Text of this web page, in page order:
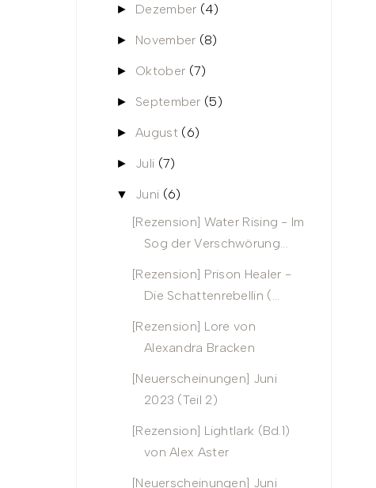
► Dezember (4)
► November (8)
► Oktober (7)
► September (5)
►August (6)
► Juli (7)
▼ Juni (6)
[Rezension] Water Rising - Im
Sog der Verschwörung...
[Rezension] Prison Healer -
Die Schattenrebellin (...
[Rezension] Lore von
Alexandra Bracken
[Neuerscheinungen] Juni
2023 (Teil 2)
[Rezension] Lightlark (Bd.1)
von Alex Aster
[Neuerscheinungen] Juni